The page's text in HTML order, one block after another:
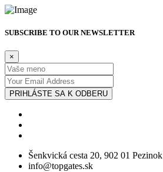
SUBSCRIBE TO OUR NEWSLETTER
×
PRIHLÁSTE SA K ODBERU
Šenkvická cesta 20, 902 01 Pezinok
info@topgates.sk